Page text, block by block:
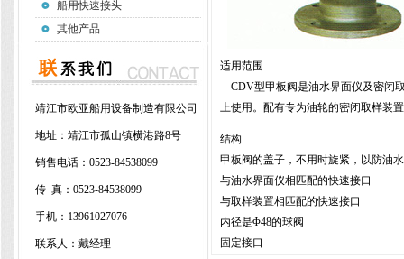
船用快速接头
其他产品
靖江市欧亚船用设备制造有限公司
地址： 靖江市孤山镇横港路8号
销售电话： 0523-84538099
传 真： 0523-84538099
手机：13961027076
联系人：戴经理
适用范围
CDV型甲板阀是油水界面仪及密闭
上使用。配有专为油轮的密闭取样装
结构
甲板阀的盖子，不用时旋紧，以防油
与油水界面仪相匹配的快速接口
与取样装置相匹配的快速接口
内径是Φ48的球阀
固定接口